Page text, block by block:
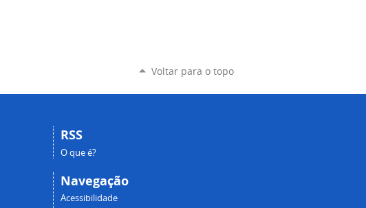
Voltar para o topo
RSS
O que é?
Navegação
Acessibilidade